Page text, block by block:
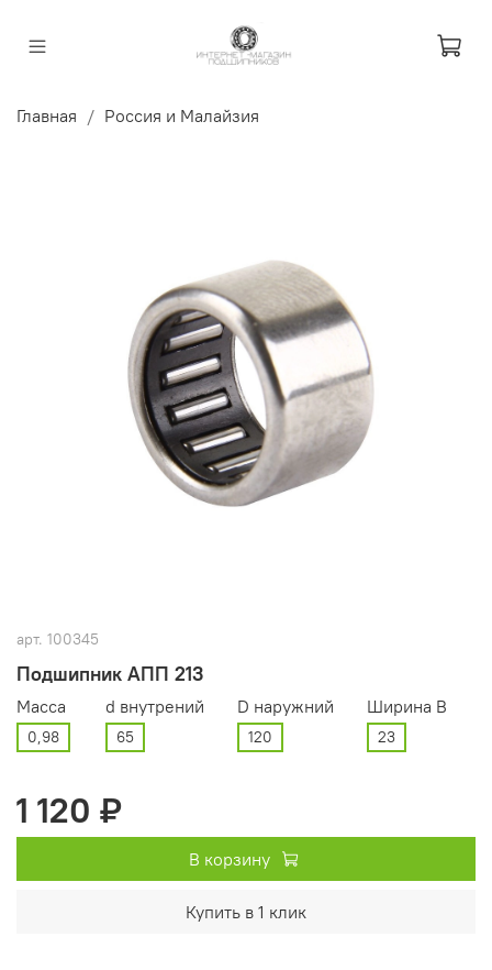
Главная Россия и Малайзия
арт. 100345
Подшипник АПП 213
Масса
0,98
d внутрений
65
D наружний
120
Ширина В
23
1 120 ₽
В корзину
Купить в 1 клик